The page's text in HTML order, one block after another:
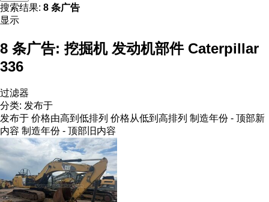
搜索结果: 8 条广告
显示
8 条广告: 挖掘机 发动机部件 Caterpillar
336
过滤器
分类: 发布于
发布于 价格由高到低排列 价格从低到高排列 制造年份 - 顶部新
内容 制造年份 - 顶部旧内容